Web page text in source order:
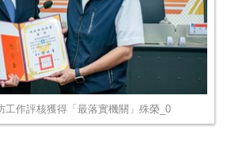
工作評核獲得「最落實機關」殊榮_0